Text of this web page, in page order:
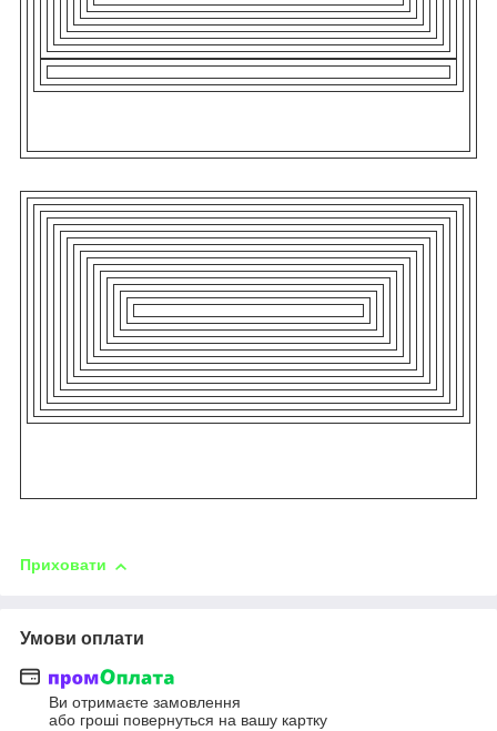
Приховати
Умови оплати
Ви отримаєте замовлення
або гроші повернуться на вашу картку